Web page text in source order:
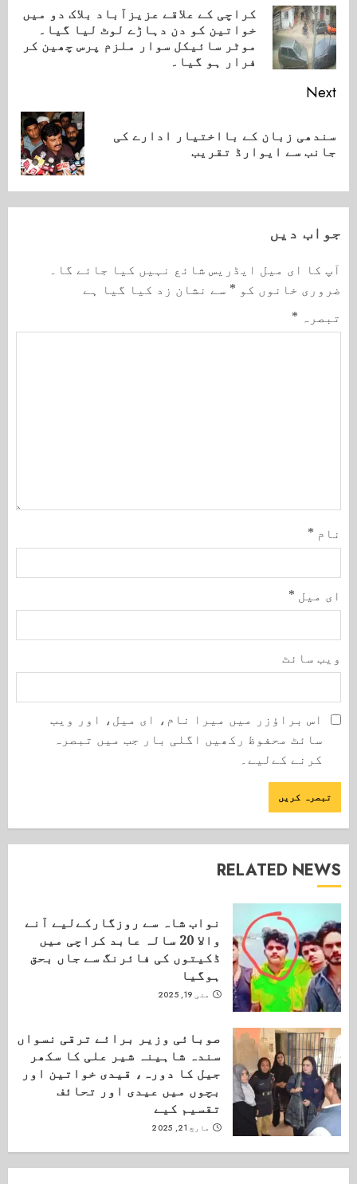
Readingکراچی کے علاقے عزیزآباد بلاک دو میں
خواتین کو دن دہاڑے لوٹ لیا گیا۔
موٹر سائیکل سوار ملزم پرس چھین کر
فرار ہو گیا۔
Next
Next
post:
سندھی زبان کے بااختیار ادارے کی
جانب سے ایوارڈ تقریب
جواب دیں
آپ کا ای میل ایڈریس شائع نہیں کیا جائے گا۔
ضروری خانوں کو * سے نشان زد کیا گیا ہے
تبصرہ *
نام *
ای میل *
ویب‌ سائٹ
اس براؤزر میں میرا نام، ای میل، اور ویب
سائٹ محفوظ رکھیں اگلی بار جب میں تبصرہ
کرنے کےلیے۔
RELATED NEWS
نواب شاہ سے روزگارکےلیے آنے
والا 20 سالہ عابد کراچی میں
ڈکیتوں کی فائرنگ سے جاں بحق
ہوگیا
مئی 19, 2025
صوبائی وزیر برائے ترقی نسواں
سندہ شاہینہ شیر علی کا سکھر
جیل کا دورہ، قیدی خواتین اور
بچوں میں عیدی اور تحائف
تقسیم کیے
مارچ 21, 2025